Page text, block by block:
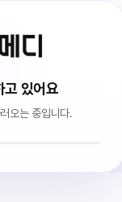
고 있어요
오는 중입니다.
브랜드소개